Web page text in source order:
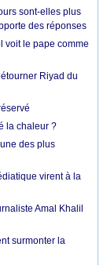
sont-elles plus
des réponses
voit le pape comme
Riyad du
la chaleur ?
des plus
virent à la
Amal Khalil
surmonter la